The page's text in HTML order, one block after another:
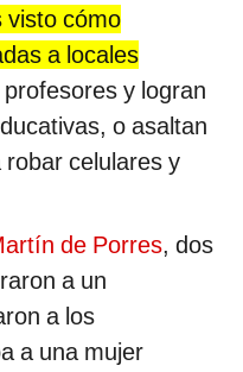
visto cómo
a locales
y logran
o asaltan
celulares y
de Porres, dos
a un
a los
a una mujer